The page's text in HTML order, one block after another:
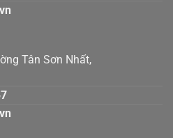
Phường Tân Sơn Nhất,